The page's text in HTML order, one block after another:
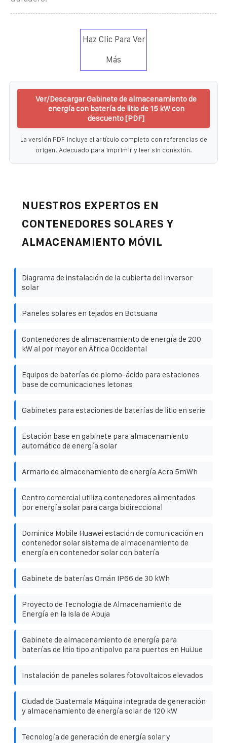
Haz Clic Para Ver
Más
Ver/Descargar Gabinete de almacenamiento de
energía con batería de litio de 15 kW con
descuento [PDF]
La versión PDF incluye el artículo completo con referencias de
origen. Adecuado para imprimir y leer sin conexión.
NUESTROS EXPERTOS EN
CONTENEDORES SOLARES Y
ALMACENAMIENTO MÓVIL
Diagrama de instalación de la cubierta del inversor
solar
Paneles solares en tejados en Botsuana
Contenedores de almacenamiento de energía de 200
kW al por mayor en África Occidental
Equipos de baterías de plomo-ácido para estaciones
base de comunicaciones letonas
Gabinetes para estaciones de baterías de litio en serie
Estación base en gabinete para almacenamiento
automático de energía solar
Armario de almacenamiento de energía Acra 5mWh
Centro comercial utiliza contenedores alimentados
por energía solar para carga bidireccional
Dominica Mobile Huawei estación de comunicación en
contenedor solar sistema de almacenamiento de
energía en contenedor solar con batería
Gabinete de baterías Omán IP66 de 30 kWh
Proyecto de Tecnología de Almacenamiento de
Energía en la Isla de Abuja
Gabinete de almacenamiento de energía para
baterías de litio tipo antipolvo para puertos en HuiJue
Instalación de paneles solares fotovoltaicos elevados
Ciudad de Guatemala Máquina integrada de generación
y almacenamiento de energía solar de 120 kW
Tecnología de generación de energía solar y